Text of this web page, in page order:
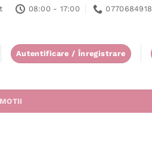
08:00 - 17:00 0770684918
Autentificare / Înregistrare